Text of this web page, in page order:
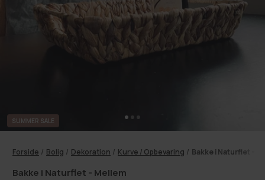
SUMMER SALE
Forside / Bolig / Dekoration / Kurve / Opbevaring / Bakke i Naturflet -
Bakke i Naturflet - Mellem